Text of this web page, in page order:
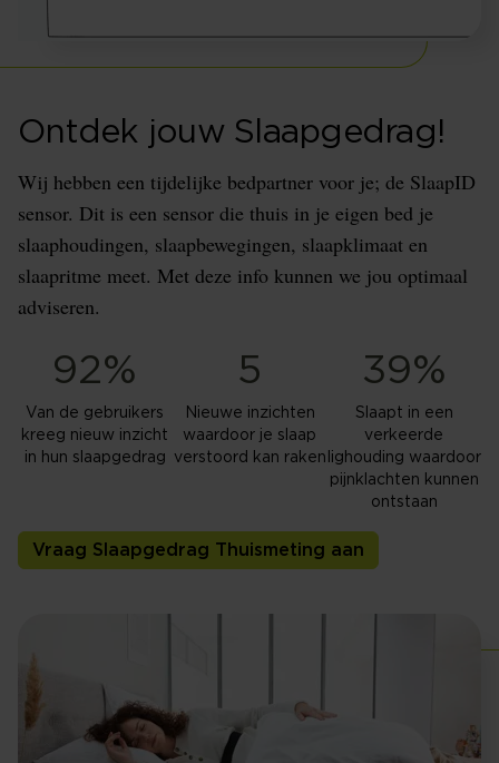
Ontdek jouw Slaapgedrag!
Wij hebben een tijdelijke bedpartner voor je; de SlaapID
sensor. Dit is een sensor die thuis in je eigen bed je
slaaphoudingen, slaapbewegingen, slaapklimaat en
slaapritme meet. Met deze info kunnen we jou optimaal
adviseren.
92%
Van de gebruikers
kreeg nieuw inzicht
in hun slaapgedrag
5
Nieuwe inzichten
waardoor je slaap
verstoord kan raken
39%
Slaapt in een
verkeerde
lighouding waardoor
pijnklachten kunnen
ontstaan
Vraag Slaapgedrag Thuismeting aan